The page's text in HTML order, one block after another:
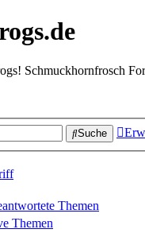
Schmuckhornfrosch
Suche
Themen
Themen